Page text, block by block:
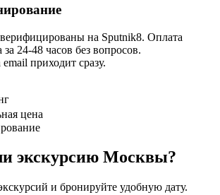
на Sputnik8. Оплата
за 24-48 часов без вопросов.
приходит сразу.
цена
экскурсию Москвы?
и бронируйте удобную дату.